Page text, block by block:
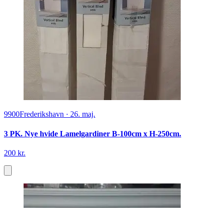
9900Frederikshavn · 26. maj.
3 PK. Nye hvide Lamelgardiner B-100cm x H-250cm.
200 kr.